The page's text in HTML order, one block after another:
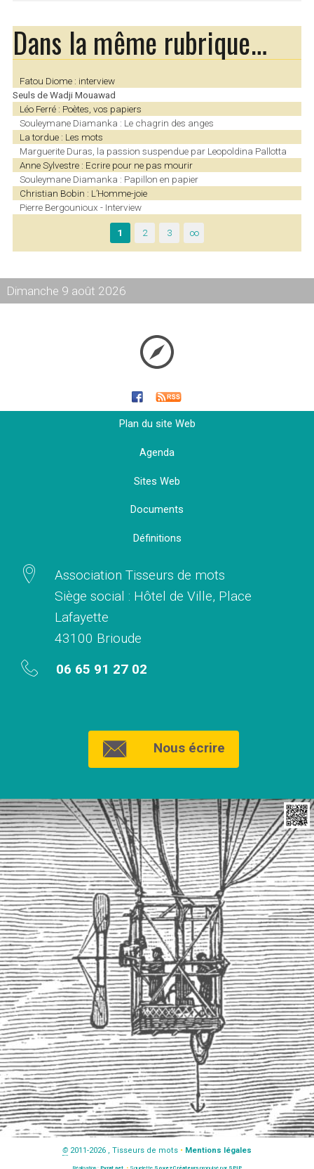
Dans la même rubrique…
Fatou Diome : interview
Seuls de Wadji Mouawad
Léo Ferré : Poètes, vos papiers
Souleymane Diamanka : Le chagrin des anges
La tordue : Les mots
Marguerite Duras, la passion suspendue par Leopoldina Pallotta
Anne Sylvestre : Ecrire pour ne pas mourir
Souleymane Diamanka : Papillon en papier
Christian Bobin : L’Homme-joie
Pierre Bergounioux - Interview
1 2 3 ∞
Dimanche 9 août 2026
Plan du site Web
Agenda
Sites Web
Documents
Définitions
Association Tisseurs de mots
Siège social : Hôtel de Ville, Place
Lafayette
43100 Brioude
06 65 91 27 02
Nous écrire
© 2011-2026 , Tisseurs de mots • Mentions légales